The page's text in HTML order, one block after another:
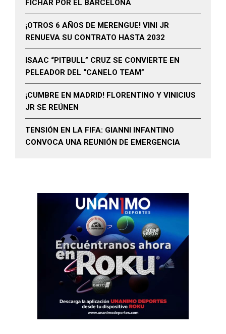
FICHAR POR EL BARCELONA
¡OTROS 6 AÑOS DE MERENGUE! VINI JR
RENUEVA SU CONTRATO HASTA 2032
ISAAC “PITBULL” CRUZ SE CONVIERTE EN
PELEADOR DEL “CANELO TEAM”
¡CUMBRE EN MADRID! FLORENTINO Y VINICIUS
JR SE REÚNEN
TENSIÓN EN LA FIFA: GIANNI INFANTINO
CONVOCA UNA REUNIÓN DE EMERGENCIA